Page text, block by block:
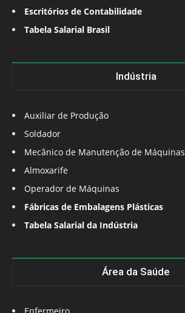
Escritórios de Contabilidade
Tabela Salarial Brasil
Indústria
Auxiliar de Produção
Soldador
Mecânico de Manutenção de Máquinas
Almoxarife
Operador de Máquinas
Fábricas de Embalagens Plásticas
Tabela Salarial da Indústria
Área da Saúde